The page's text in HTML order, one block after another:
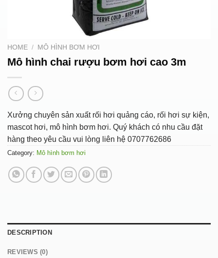
HOME / MÔ HÌNH BƠM HƠI
Mô hình chai rượu bơm hơi cao 3m
Xưởng chuyên sản xuất rối hơi quảng cáo, rối hơi sự kiện,
mascot hơi, mô hình bơm hơi. Quý khách có nhu cầu đặt
hàng theo yêu cầu vui lòng liên hệ 0707762686
Category: Mô hình bơm hơi
DESCRIPTION
REVIEWS (0)